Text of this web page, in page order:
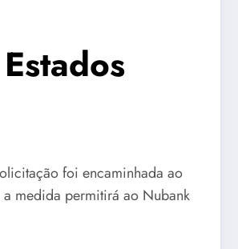
foi encaminhada ao
medida permitirá ao Nubank